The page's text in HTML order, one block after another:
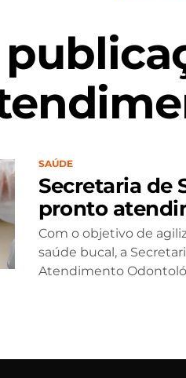
SAÚDE
Secretaria de
pronto
Com o objetivo de
saúde bucal, a
Atendimento